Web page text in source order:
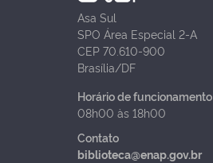
Asa Sul
SPO Área Especial 2-A
CEP 70.610-900
Brasília/DF
Horário de funcionamento
08h00 às 18h00
Contato
biblioteca@enap.gov.br